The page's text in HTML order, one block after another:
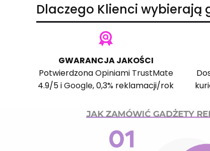
Dlaczego Klienci
GWARANCJA JAKOŚCI
PotwierdzonaOpiniami TrustMate
4.9/5 iGoogle, 0,3% reklamacji/rok